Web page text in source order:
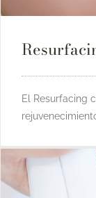
El Resurfacing